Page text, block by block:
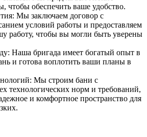
чтобы обеспечить ваше удобство.
Мы заключаем договор с
условий работы и предоставляем
работу, чтобы вы могли быть уверены
Наша бригада имеет богатый опыт в
и готова воплотить ваши планы в
Мы строим бани с
технологических норм и требований,
и комфортное пространство для